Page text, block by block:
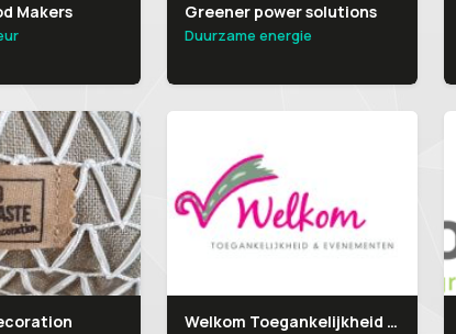
Makers Greener power solutions
Duurzame energie
Welkom Toegankelijkheid Evenementen